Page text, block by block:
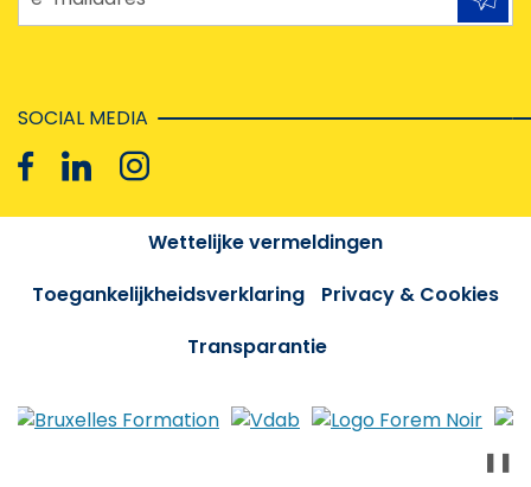
SOCIAL MEDIA
Wettelijke vermeldingen
Toegankelijkheidsverklaring
Privacy & Cookies
Transparantie
❚❚